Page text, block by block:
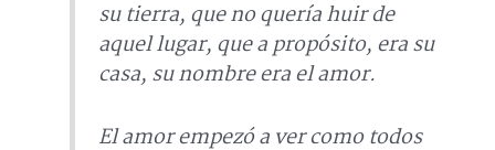
su tierra, que no quería huir de
aquel lugar, que a propósito, era su
casa, su nombre era el amor.
El amor empezó a ver como todos